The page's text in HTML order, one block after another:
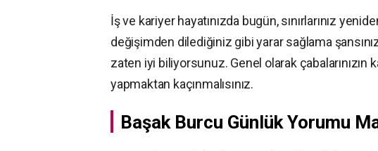
İş ve kariyer hayatınızda bugün, sınırlarınız
değişimden dilediğiniz gibi yarar sağlama
zaten iyi biliyorsunuz. Genel olarak çabalarınızın
yapmaktan kaçınmalısınız.
Başak Burcu Günlük Yorumu